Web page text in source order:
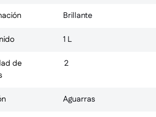
Brillante
1 L
de
2
Aguarras